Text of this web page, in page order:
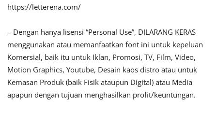
https://letterena.com/
– Dengan hanya lisensi “Personal Use”, DILARANG KERAS
menggunakan atau memanfaatkan font ini untuk kepeluan
Komersial, baik itu untuk Iklan, Promosi, TV, Film, Video,
Motion Graphics, Youtube, Desain kaos distro atau untuk
Kemasan Produk (baik Fisik ataupun Digital) atau Media
apapun dengan tujuan menghasilkan profit/keuntungan.